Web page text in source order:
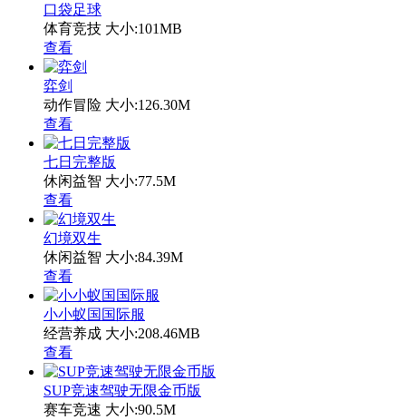
口袋足球
体育竞技 大小:101MB
查看
弈剑
动作冒险 大小:126.30M
查看
七日完整版
休闲益智 大小:77.5M
查看
幻境双生
休闲益智 大小:84.39M
查看
小小蚁国国际服
经营养成 大小:208.46MB
查看
SUP竞速驾驶无限金币版
赛车竞速 大小:90.5M